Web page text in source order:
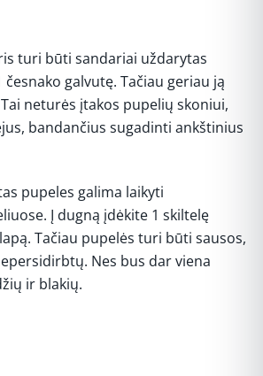
turi būti sandariai uždarytas
galvutę. Tačiau geriau ją
neturės įtakos pupelių skoniui,
bandančius sugadinti ankštinius
pupeles galima laikyti
Į dugną įdėkite 1 skiltelę
Tačiau pupelės turi būti sausos,
Nes bus dar viena
ir blakių.